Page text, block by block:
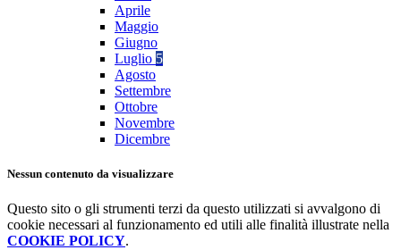
Aprile
Maggio
Giugno
Luglio 5
Agosto
Settembre
Ottobre
Novembre
Dicembre
Nessun contenuto da visualizzare
Questo sito o gli strumenti terzi da questo utilizzati si avvalgono di
cookie necessari al funzionamento ed utili alle finalità illustrate nella
COOKIE POLICY.